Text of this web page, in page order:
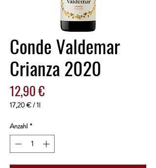
Conde Valdemar
Crianza 2020
12,90 €Preis
17,20 €/1l
pro
1
Liter
Anzahl *